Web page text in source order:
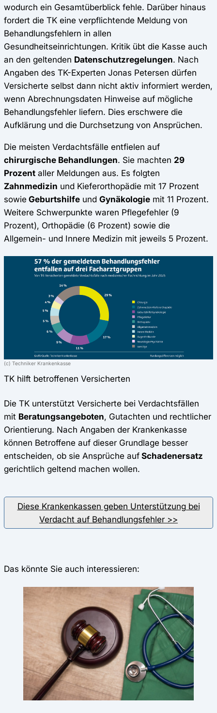
wodurch ein Gesamtüberblick fehle. Darüber hinaus
fordert die TK eine verpflichtende Meldung von
Behandlungsfehlern in allen
Gesundheitseinrichtungen. Kritik übt die Kasse auch
an den geltenden Datenschutzregelungen. Nach
Angaben des TK-Experten Jonas Petersen dürfen
Versicherte selbst dann nicht aktiv informiert werden,
wenn Abrechnungsdaten Hinweise auf mögliche
Behandlungsfehler liefern. Dies erschwere die
Aufklärung und die Durchsetzung von Ansprüchen.
Die meisten Verdachtsfälle entfielen auf
chirurgische Behandlungen. Sie machten 29
Prozent aller Meldungen aus. Es folgten
Zahnmedizin und Kieferorthopädie mit 17 Prozent
sowie Geburtshilfe und Gynäkologie mit 11 Prozent.
Weitere Schwerpunkte waren Pflegefehler (9
Prozent), Orthopädie (6 Prozent) sowie die
Allgemein- und Innere Medizin mit jeweils 5 Prozent.
(c) Techniker Krankenkasse
TK hilft betroffenen Versicherten
Die TK unterstützt Versicherte bei Verdachtsfällen
mit Beratungsangeboten, Gutachten und rechtlicher
Orientierung. Nach Angaben der Krankenkasse
können Betroffene auf dieser Grundlage besser
entscheiden, ob sie Ansprüche aufSchadenersatz
gerichtlich geltend machen wollen.
Diese Krankenkassen geben Unterstützung bei
Verdacht auf Behandlungsfehler >>
Das könnte Sie auch interessieren: